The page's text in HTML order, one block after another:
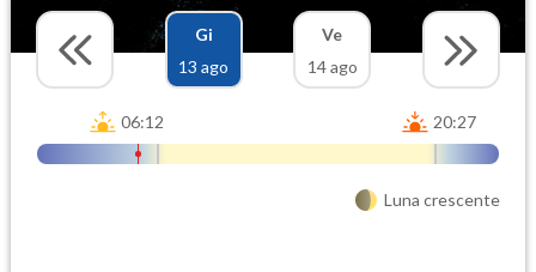
Gi
13 ago
Ve
14 ago
06:12 20:27
Luna crescente